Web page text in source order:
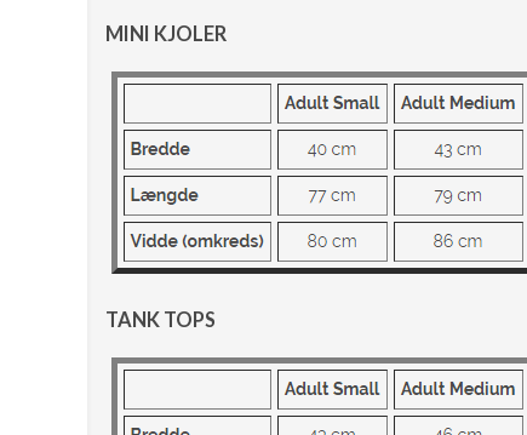
MINI KJOLER
TANK TOPS